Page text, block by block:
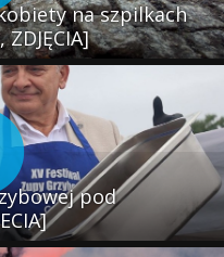
na szpilkach
pod